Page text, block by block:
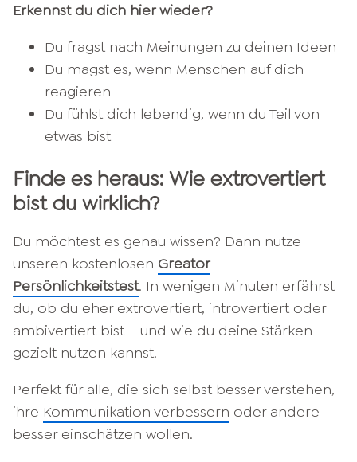
Erkennst du dich hier wieder?
Du fragst nach Meinungen zu deinen Ideen
Du magst es, wenn Menschen auf dich
reagieren
Du fühlst dich lebendig, wenn du Teil von
etwas bist
Finde es heraus: Wie extrovertiert
bist du wirklich?
Du möchtest es genau wissen? Dann nutze
unseren kostenlosen Greator
Persönlichkeitstest. In wenigen Minuten erfährst
du, ob du eher extrovertiert, introvertiert oder
ambivertiert bist – und wie du deine Stärken
gezielt nutzen kannst.
Perfekt für alle, die sich selbst besser verstehen,
ihre Kommunikation verbessern oder andere
besser einschätzen wollen.